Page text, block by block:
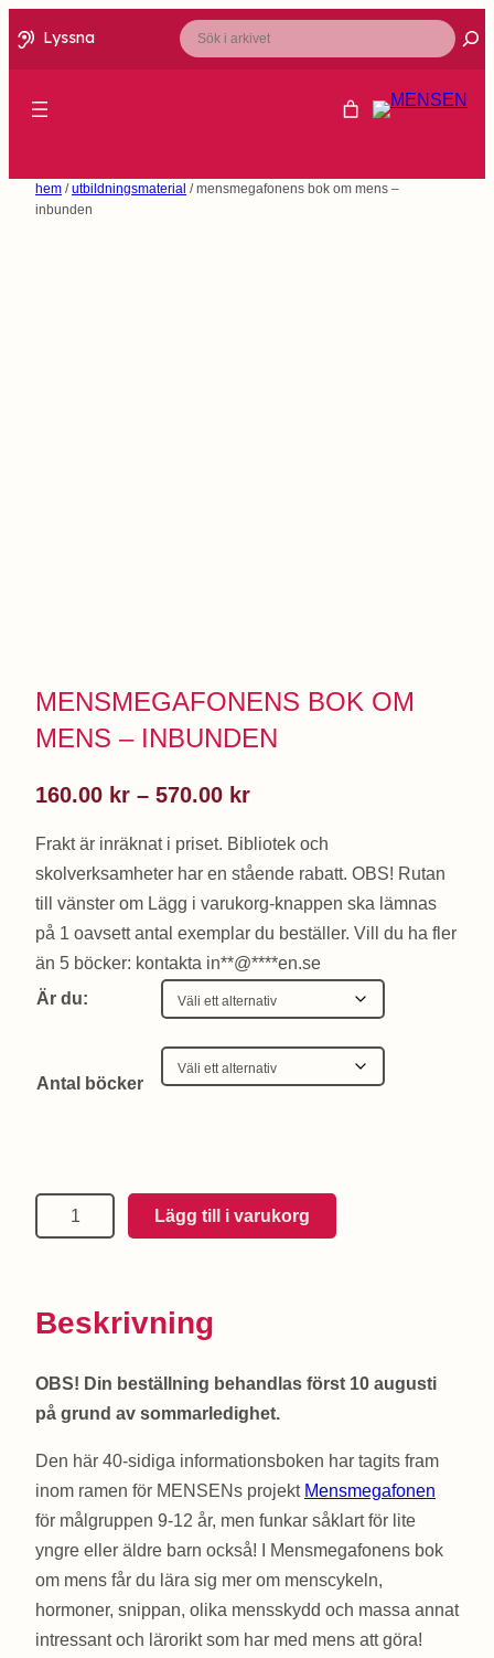
Lyssna
Sök
hem /utbildningsmaterial / mensmegafonens bok om mens –
inbunden
MENSMEGAFONENS BOK OM
MENS – INBUNDEN
160.00 kr – 570.00 krPrisintervall:
till
570.00 kr
Frakt är inräknat i priset. Bibliotek och
skolverksamheter har en stående rabatt. OBS! Rutan
till vänster om Lägg i varukorg-knappen ska lämnas
på 1 oavsett antal exemplar du beställer. Vill du ha fler
än 5 böcker: kontakta in**@****en.se
Är du:
Antal böcker
MENSMEGAFONENS
BOK
–
mängd
Lägg till i varukorg
Beskrivning
OBS! Din beställning behandlas först 10 augusti
på grund av sommarledighet.
Den här 40-sidiga informationsboken har tagits fram
inom ramen för MENSENs projekt Mensmegafonen
för målgruppen 9-12 år, men funkar såklart för lite
yngre eller äldre barn också! I Mensmegafonens bok
om mens får du lära sig mer om menscykeln,
hormoner, snippan, olika mensskydd och massa annat
intressant och lärorikt som har med mens att göra!